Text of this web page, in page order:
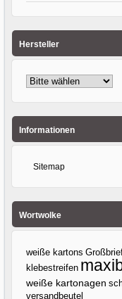
Hersteller
Informationen
Sitemap
Wortwolke
weiße kartons
klebestreifen
weiße kartonagen
versandbeutel